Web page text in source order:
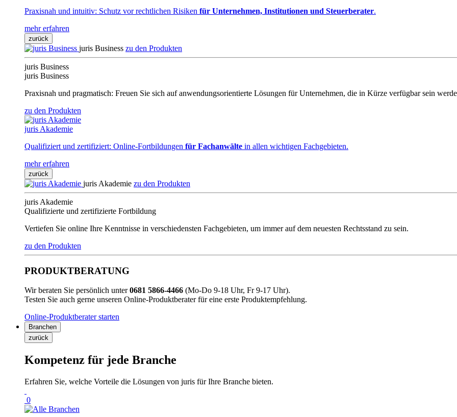
Praxisnah und intuitiv: Schutz vor rechtlichen Risiken für Unternehmen, Institutionen und Steuerberater.
mehr erfahren
zurück
juris Business zu den Produkten
juris Business
juris Business
Praxisnah und pragmatisch: Freuen Sie sich auf anwendungsorientierte Lösungen für Unternehmen, die in Kürze verfügbar sein
zu den Produkten
juris Akademie
Qualifiziert und zertifiziert: Online-Fortbildungen für Fachanwälte in allen wichtigen Fachgebieten.
mehr erfahren
zurück
juris Akademie zu den Produkten
juris Akademie
Qualifizierte und zertifizierte Fortbildung
Vertiefen Sie online Ihre Kenntnisse in verschiedensten Fachgebieten, um immer auf dem neuesten Rechtsstand zu sein.
zu den Produkten
PRODUKTBERATUNG
Wir beraten Sie persönlich unter0681 5866-4466 (Mo-Do 9-18 Uhr, Fr 9-17 Uhr).
Testen Sie auch gerne unseren Online-Produktberater für eine erste Produktempfehlung.
Online-Produktberater starten
Branchen
zurück
Kompetenz für jede Branche
Erfahren Sie, welche Vorteile die Lösungen von juris für Ihre Branche bieten.
0